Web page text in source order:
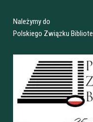
Należymy do
Polskiego Związku